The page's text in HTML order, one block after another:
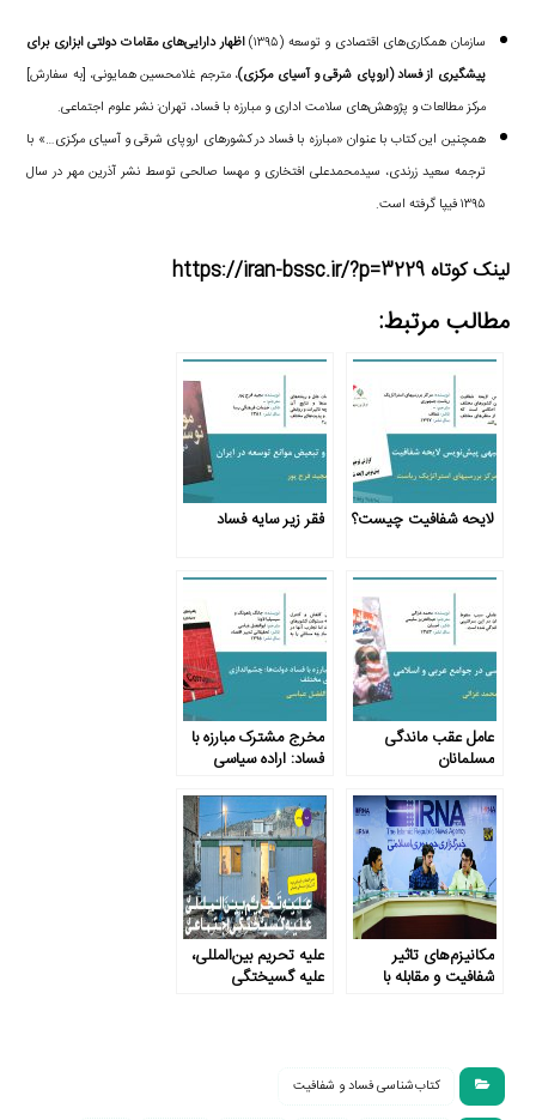
سازمان همکاری‌های اقتصادی و توسعه (۱۳۹۵)
اظهار دارایی‌های مقامات دولتی ابزاری برای
پیشگیری از فساد (اروپای شرقی و آسیای مرکزی)، مترجم غلامحسین همایونی، [به سفارش]
مرکز مطالعات و پژوهش‌های سلامت اداری و مبارزه با فساد، تهران: نشر علوم اجتماعی.
همچنین این کتاب با عنوان «مبارزه با فساد در کشورهای اروپای شرقی و آسیای مرکزی…» با
ترجمه سعید زرندی، سیدمحمدعلی افتخاری و مهسا صالحی توسط نشر آذرین مهر‏ در سال
۱۳۹۵ فیپا گرفته است.
لینک کوتاه https://iran-bssc.ir/?p=3229
مطالب مرتبط:
لایحه شفافیت چیست؟ فقر زیر سایه فساد
عامل عقب ماندگی
مسلمانان
مخرج مشترک مبارزه با
فساد: اراده سیاسی
مکانیزم‌های تاثیر
شفافیت و مقابله با
علیه تحریم بین‌المللی،
علیه گسیختگی
کتاب‌شناسی فساد و شفافیت